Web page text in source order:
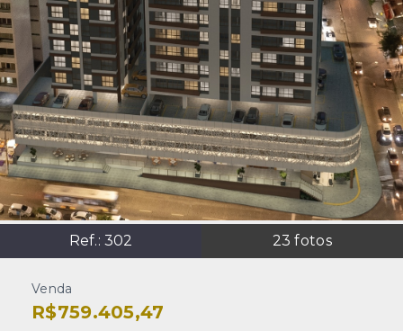
Ref.: 302 23 fotos
Venda
R$759.405,47